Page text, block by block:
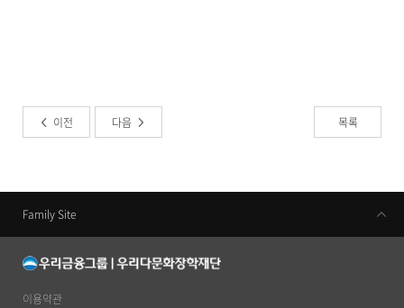
이전 다음 목록
이용약관
Family Site
우리금융지주
우리은행
동양생명